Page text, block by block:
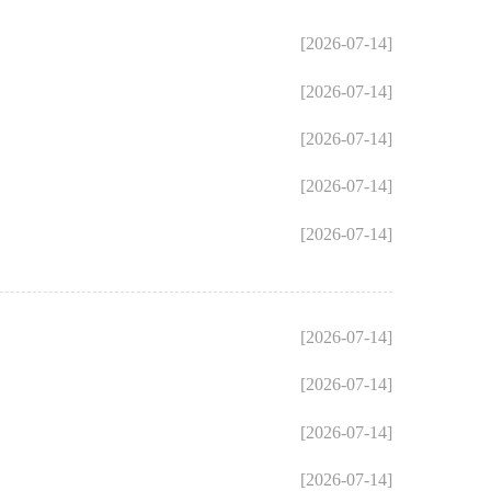
[2026-07-14]
[2026-07-14]
[2026-07-14]
[2026-07-14]
[2026-07-14]
[2026-07-14]
[2026-07-14]
[2026-07-14]
[2026-07-14]